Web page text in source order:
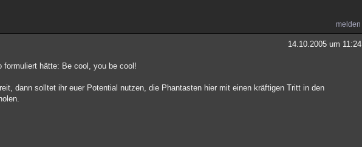
melden
14.10.2005 um 11:24
formuliert hätte: Be cool, you be cool!
dann solltet ihr euer Potential nutzen, die Phantasten hier mit einen kräftigen Tritt in den